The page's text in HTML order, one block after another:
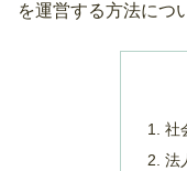
を運営する方法につ
社
法